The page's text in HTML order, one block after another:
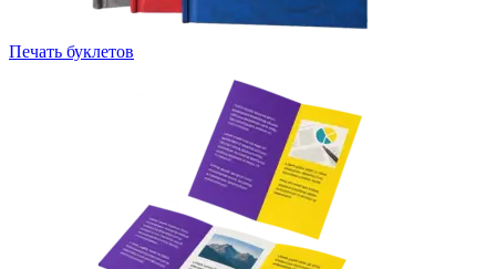
Печать буклетов